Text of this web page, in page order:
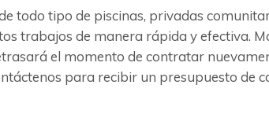
todo tipo de piscinas, privadas
trabajos de manera rápida y efectiva.
el momento de contratar
para recibir un presupuesto de